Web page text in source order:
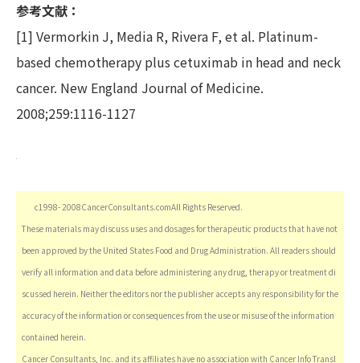
参考文献：
[1] Vermorkin J, Media R, Rivera F, et al. Platinum-
based chemotherapy plus cetuximab in head and neck
cancer. New England Journal of Medicine.
2008;259:1116-1127
c1998- 2008CancerConsultants.comAll Rights Reserved.
These materials may discuss uses and dosages for therapeutic products that have not
been approved by the United States Food and Drug Administration. All readers should
verify all information and data before administering any drug, therapy or treatment di
scussed herein. Neither the editors nor the publisher accepts any responsibility for the
accuracy of the information or consequences from the use or misuse of the information
contained herein.
Cancer Consultants, Inc. and its affiliates have no association with Cancer Info Transl